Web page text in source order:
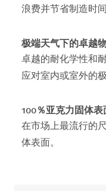
浪费并节省制造时间
极端天气下的卓越
卓越的耐化学性和
应对室内或室外的
100％亚克力固体表
在市场上最流行的
体表面。